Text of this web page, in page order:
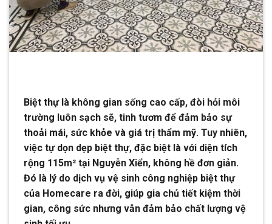
Biệt thự là không gian sống cao cấp, đòi hỏi môi
trường luôn sạch sẽ, tinh tươm để đảm bảo sự
thoải mái, sức khỏe và giá trị thẩm mỹ. Tuy nhiên,
việc tự dọn dẹp biệt thự, đặc biệt là với diện tích
rộng 115m² tại Nguyễn Xiển, không hề đơn giản.
Đó là lý do dịch vụ vệ sinh công nghiệp biệt thự
của Homecare ra đời, giúp gia chủ tiết kiệm thời
gian, công sức nhưng vẫn đảm bảo chất lượng vệ